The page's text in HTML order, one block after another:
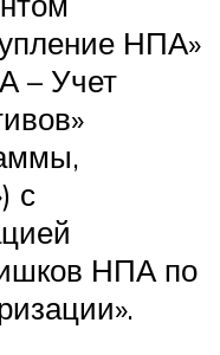
НПА»
– Учет
с
НПА по